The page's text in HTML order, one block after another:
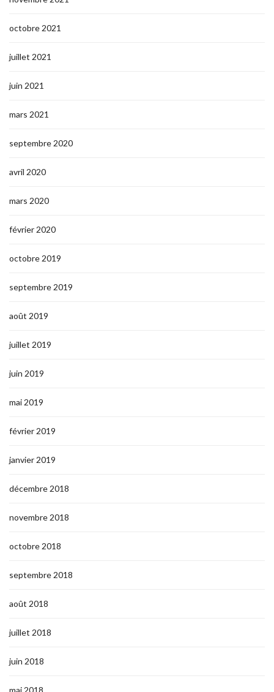
octobre 2021
juillet 2021
juin 2021
mars 2021
septembre 2020
avril 2020
mars 2020
février 2020
octobre 2019
septembre 2019
août 2019
juillet 2019
juin 2019
mai 2019
février 2019
janvier 2019
décembre 2018
novembre 2018
octobre 2018
septembre 2018
août 2018
juillet 2018
juin 2018
mai 2018